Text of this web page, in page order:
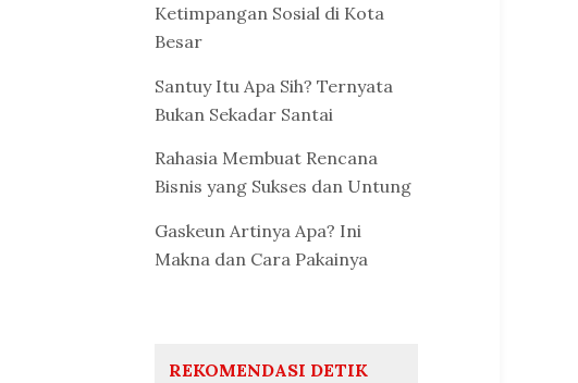
Ketimpangan Sosial di Kota
Besar
Santuy Itu Apa Sih? Ternyata
Bukan Sekadar Santai
Rahasia Membuat Rencana
Bisnis yang Sukses dan Untung
Gaskeun Artinya Apa? Ini
Makna dan Cara Pakainya
REKOMENDASI DETIK